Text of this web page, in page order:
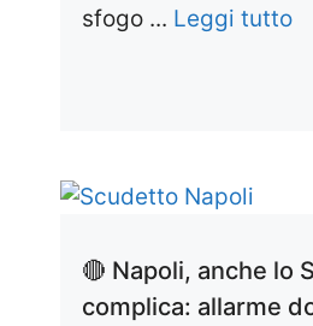
sfogo ... Leggi tutto
🔴 Napoli, anche lo
complica: allarme